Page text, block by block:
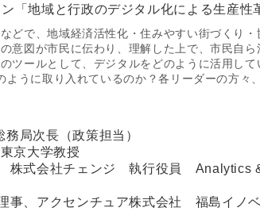
「地域と行政のデジタル化による生産性
どで、地域経済活性化・住みやすい街づくり
意図が市民に伝わり、理解した上で、市民自
ツールとして、デジタルをどのように活用し
ように取り入れているのか？各リーダーの方々
局次長（政策担当）
京大学教授
株式会社チェンジ 執行役員 Analytics
事、アクセンチュア株式会社 福島イノ